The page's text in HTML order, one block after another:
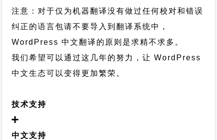
注意：对于仅为机器翻译没有做过任何校对和错误
纠正的语言包请不要导入到翻译系统中，
WordPress 中文翻译的原则 是求精不求多。
我们希望可以通过这几年的努力，让 WordPress
中文生态可以变得更加繁荣。
技术支持
中文支持